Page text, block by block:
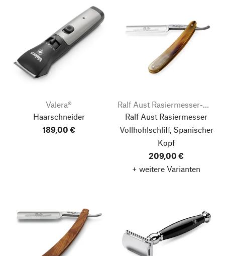
Valera®
Haarschneider
189,00 €
Ralf Aust Rasiermesser-Manufaktur
Ralf Aust Rasiermesser
Vollhohlschliff, Spanischer
Kopf
209,00 €
+ weitere Varianten